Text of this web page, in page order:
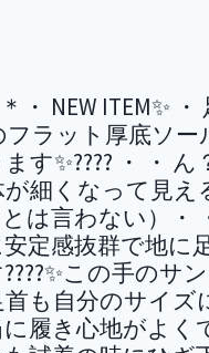
・ NEW ITEM✨
フラット厚底ソ
す✨???? ・ ・ ん
が細くなって見え
は言わない）・
定感抜群で地に
この手のサ
も自分のサイズ
履き心地がよく